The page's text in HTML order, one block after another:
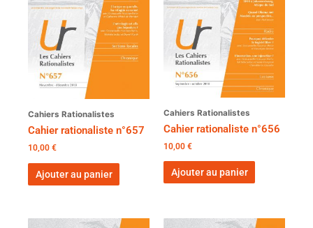
Cahiers Rationalistes
Cahier rationaliste n°657
10,00 €
Ajouter au panier
Cahiers Rationalistes
Cahier rationaliste n°656
10,00 €
Ajouter au panier